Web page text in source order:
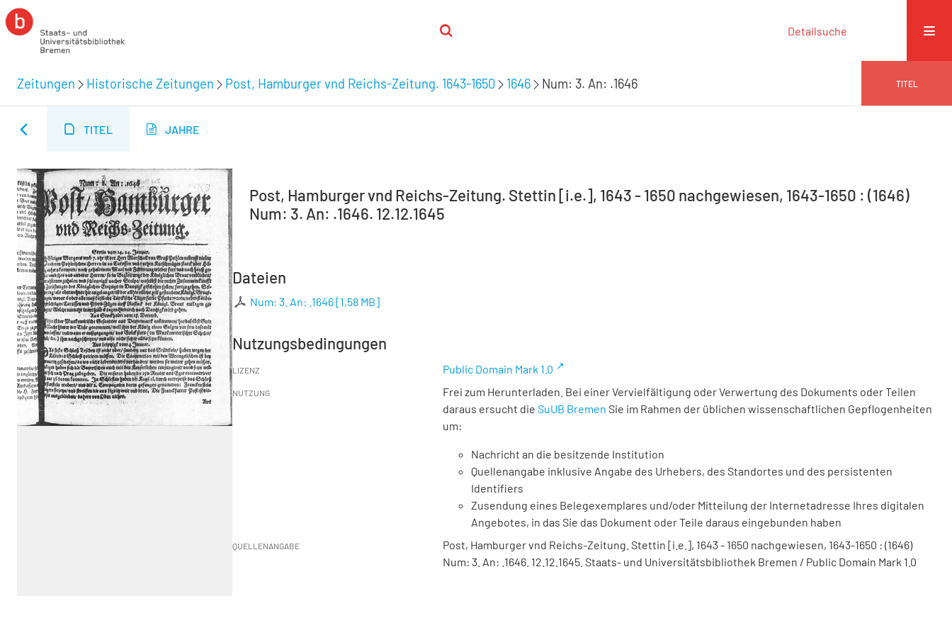
Detailsuche
Zeitungen Historische Zeitungen Post, Hamburger vnd Reichs-Zeitung. 1643-1650 1646 Num: 3. An: .1646 TITEL
TITEL JAHRE
Post, Hamburger vnd Reichs-Zeitung. Stettin [i.e.], 1643 - 1650 nachgewiesen, 1643-1650 : (1646)
Num: 3. An: .1646. 12.12.1645
Dateien
Num: 3. An: .1646[1,58 MB]
Nutzungsbedingungen
LIZENZ Public Domain Mark 1.0
NUTZUNG
Frei zum Herunterladen. Bei einer Vervielfältigung oder Verwertung des Dokuments oder Teilen
daraus ersucht die SuUB Bremen Sie im Rahmen der üblichen wissenschaftlichen Gepflogenheiten
um:
Nachricht an die besitzende Institution
Quellenangabe inklusive Angabe des Urhebers, des Standortes und des persistenten
Identifiers
Zusendung eines Belegexemplares und/oder Mitteilung der Internetadresse Ihres digitalen
Angebotes, in das Sie das Dokument oder Teile daraus eingebunden haben
QUELLENANGABE
Post, Hamburger vnd Reichs-Zeitung. Stettin [i.e.], 1643 - 1650 nachgewiesen, 1643-1650 : (1646)
Num: 3. An: .1646. 12.12.1645. Staats- und Universitätsbibliothek Bremen / Public Domain Mark 1.0